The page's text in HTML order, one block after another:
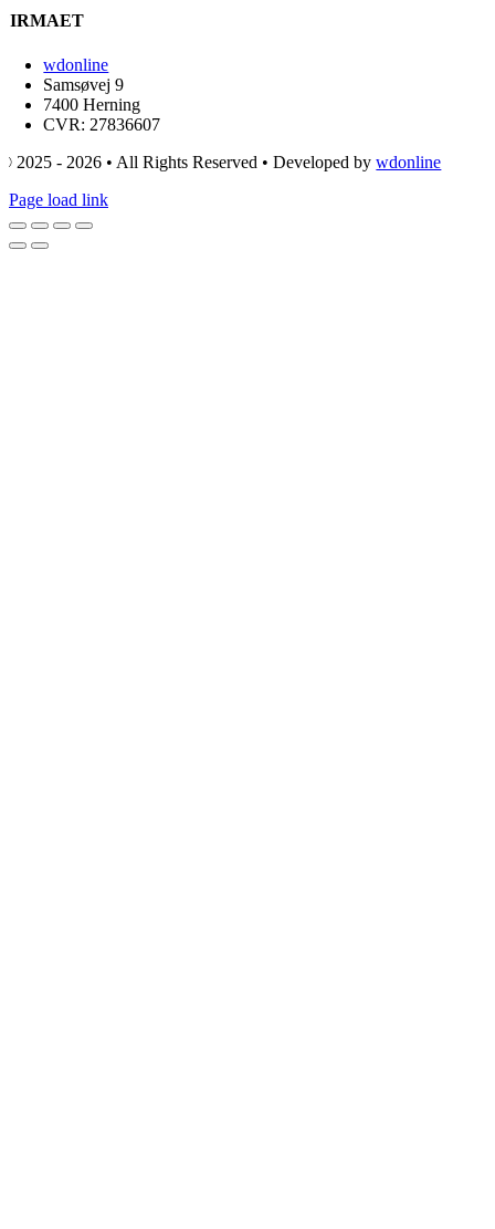
FIRMAET
wdonline
Samsøvej 9
7400 Herning
CVR: 27836607
© 2025 - 2026 • All Rights Reserved • Developed bywdonline
Page load link